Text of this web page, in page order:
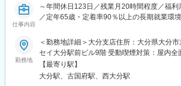
変更の範囲：本文参照
しかしユーザーからのトラブルの連絡が無
状態」は我々のもっとも誇れる評価だと考え
て、過去培ってきたコーディング品質（可
な意義を見出しています。
■製品の魅力
仕事内容
～年間休日123日／残業月20時間程度／福
／定年65歳・定着率90％以上の長期就業環
■仕事内容：
最新カメラ製品開発にて、治工具・装置の制
いただきます。画像処理機器設定にも関わる
■業務詳細：
勤務地
＜勤務地詳細＞大分支店住所：大分県大分
セイ大分駅前ビル9階 受動喫煙対策：屋内全
会社の定める事業所（リモートワーク含む）
【最寄り駅】
大分駅、古国府駅、西大分駅